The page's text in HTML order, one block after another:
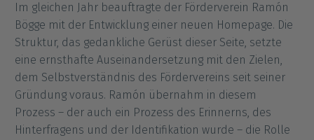
Im gleichen Jahr beauftragte der Förderverein Ramón
Bögge mit der Entwicklung einer neuen Homepage. Die
Struktur, das gedankliche Gerüst dieser Seite, setzte
eine ernsthafte Auseinandersetzung mit den Zielen,
dem Selbstverständnis des Fördervereins seit seiner
Gründung voraus. Ramón übernahm in diesem
Prozess – der auch ein Prozess des Erinnerns, des
Hinterfragens und der Identifikation wurde – die Rolle